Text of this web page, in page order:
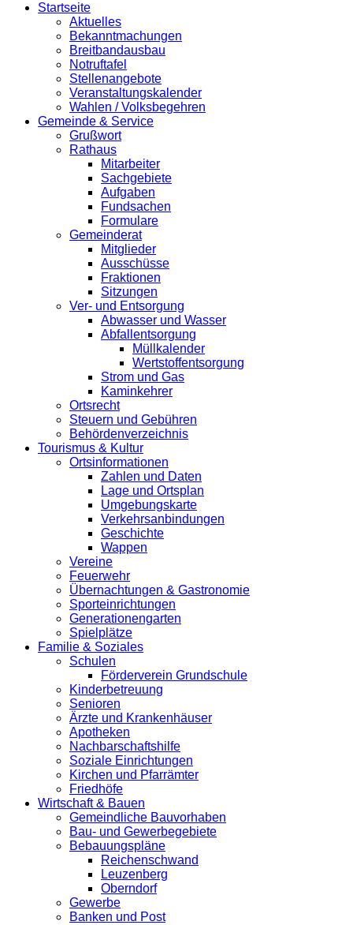
Startseite
Aktuelles
Bekanntmachungen
Breitbandausbau
Notruftafel
Stellenangebote
Veranstaltungskalender
Wahlen / Volksbegehren
Gemeinde & Service
Grußwort
Rathaus
Mitarbeiter
Sachgebiete
Aufgaben
Fundsachen
Formulare
Gemeinderat
Mitglieder
Ausschüsse
Fraktionen
Sitzungen
Ver- und Entsorgung
Abwasser und Wasser
Abfallentsorgung
Müllkalender
Wertstoffentsorgung
Strom und Gas
Kaminkehrer
Ortsrecht
Steuern und Gebühren
Behördenverzeichnis
Tourismus & Kultur
Ortsinformationen
Zahlen und Daten
Lage und Ortsplan
Umgebungskarte
Verkehrsanbindungen
Geschichte
Wappen
Vereine
Feuerwehr
Übernachtungen & Gastronomie
Sporteinrichtungen
Generationengarten
Spielplätze
Familie & Soziales
Schulen
Förderverein Grundschule
Kinderbetreuung
Senioren
Ärzte und Krankenhäuser
Apotheken
Nachbarschaftshilfe
Soziale Einrichtungen
Kirchen und Pfarrämter
Friedhöfe
Wirtschaft & Bauen
Gemeindliche Bauvorhaben
Bau- und Gewerbegebiete
Bebauungspläne
Reichenschwand
Leuzenberg
Oberndorf
Gewerbe
Banken und Post